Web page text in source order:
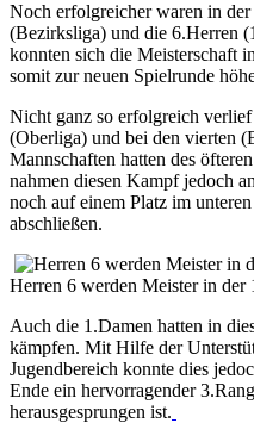
Noch erfolgreicher waren in
(Bezirksliga) und die 6.Herren
konnten sich die Meisterschaft
somit zur neuen Spielrunde
Nicht ganz so erfolgreich
(Oberliga) und bei den vierten
Mannschaften hatten des
nahmen diesen Kampf jedoch
noch auf einem Platz im
abschließen.
Herren 6 werden Meister in der
Auch die 1.Damen hatten in
kämpfen. Mit Hilfe der
Jugendbereich konnte dies
Ende ein hervorragender
herausgesprungen ist.